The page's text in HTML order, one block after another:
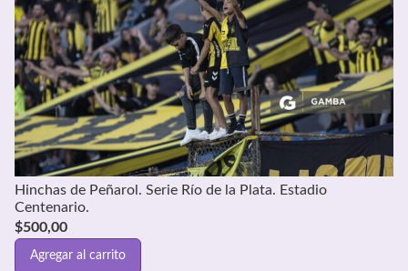
Hinchas de Peñarol. Serie Río de la Plata. Estadio
Centenario.
$500,00
Agregar al carrito